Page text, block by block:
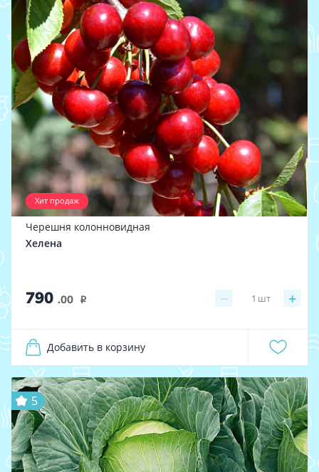
Хит продаж
Черешня колонновидная
Хелена
790 .00 i − +
1 шт
Добавить в корзину
5